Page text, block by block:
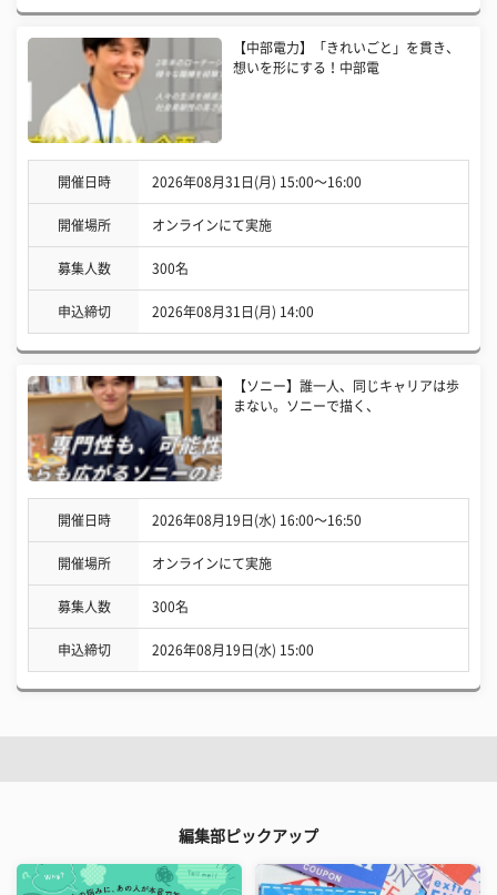
【中部電力】「きれいごと」を貫き、
想いを形にする！中部電
開催日時 2026年08月31日(月) 15:00〜16:00
開催場所 オンラインにて実施
募集人数 300名
申込締切 2026年08月31日(月) 14:00
【ソニー】誰一人、同じキャリアは歩
まない。ソニーで描く、
開催日時 2026年08月19日(水) 16:00〜16:50
開催場所 オンラインにて実施
募集人数 300名
申込締切 2026年08月19日(水) 15:00
編集部ピックアップ